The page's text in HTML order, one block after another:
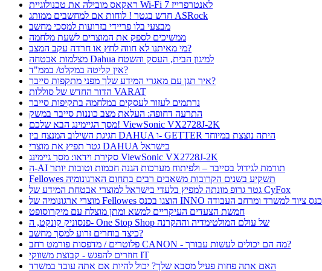
ראקאס מובילה את טכנולוגיית Wi-Fi 7 לאנטרפרייז
חדש בגטר ! לוחות אם למחשבים ממותג ASRock
מבצעי בלו פריידי בזרועות למסכי מחשב
ממשיכים לספק את המוצרים לשעת מלחמה
מי מאיתנו לא חווה לחץ או חרדה עקב המצב?
מצלמות אבטחה Dahua למיגון הבית, העסק והשטח
אין קליטה במקלט/ בממ"ד?
איך תגן עם מאגרי המידע שלך מפני מתקפות סייבר?
הדור החדש של סוללות VARAT
נרתמים לעזור לעסקים במלחמה בתקיפות סייבר
התרעה דחופה: העלאת מצב כוננות סייבר במשק
מסך הגיימינג הבא שלכם! ViewSonic VX2728J-2K
חגיגת השילוב המנצח בין DAHUA ו- GETTER היתה נוצצת במיוחד
גטר תפיץ את מוצרי DAHUA בישראל
סקירת וידאו: מסך גיימינג ViewSonic VX2728J-2K
ה-AI תורמת לגידול בסייבר – ולפיתוח מערכות הגנה חכמות וטובות יותר
Fellowes תשקיע בשנים הקרובות משאבים רבים בתחום הארגונומיה
גטר גרופ מונתה למפיץ בלעדי בישראל למוצרי אבטחת המידע של CyFox
מוצרי ארגונומיה של Fellowes הוצגו בכנס INNO כנס ציוד למשרד ומרחב העבודה
חמשת הצעדים העיקריים למשא ומתן מוצלח עם מיקרוסופט
פנסוניק קונקט, ה- One Stop Shop של עולם המולטימדיה וההקרנה
כיצד בוחרים זרוע למסך מחשב?
פלוטרים / מדפסות פורמט רחב CANON - מה הם יכולים לעשות עבורך?
חוזרים להפגש - קבוצת משווקי IT
האם אתה פחות פעיל מסבא שלך? יכול להיות אם אתה עובד במשרד